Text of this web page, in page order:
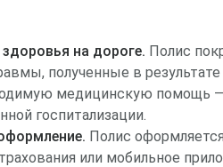
на дороге. Полис
полученные в
медицинскую помощь
госпитализации.
Полис
или мобильное